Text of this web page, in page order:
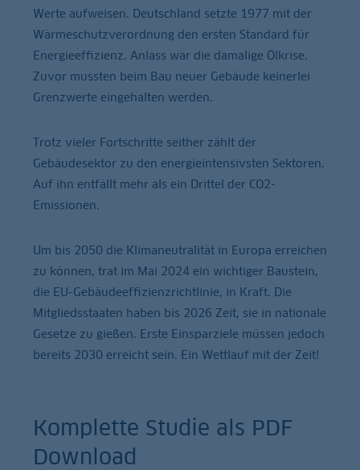
Werte aufweisen. Deutschland setzte 1977 mit der
Wärmeschutzverordnung den ersten Standard für
Energieeffizienz. Anlass war die damalige Ölkrise.
Zuvor mussten beim Bau neuer Gebäude keinerlei
Grenzwerte eingehalten werden.
Trotz vieler Fortschritte seither zählt der
Gebäudesektor zu den energieintensivsten Sektoren.
Auf ihn entfällt mehr als ein Drittel der CO2-
Emissionen.
Um bis 2050 die Klimaneutralität in Europa erreichen
zu können, trat im Mai 2024 ein wichtiger Baustein,
die EU-Gebäudeeffizienzrichtlinie, in Kraft. Die
Mitgliedsstaaten haben bis 2026 Zeit, sie in nationale
Gesetze zu gießen. Erste Einsparziele müssen jedoch
bereits 2030 erreicht sein. Ein Wettlauf mit der Zeit!
Komplette Studie als PDF
Download